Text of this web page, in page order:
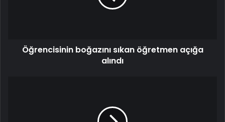
Öğrencisinin boğazını sıkan öğretmen açığa
alındı